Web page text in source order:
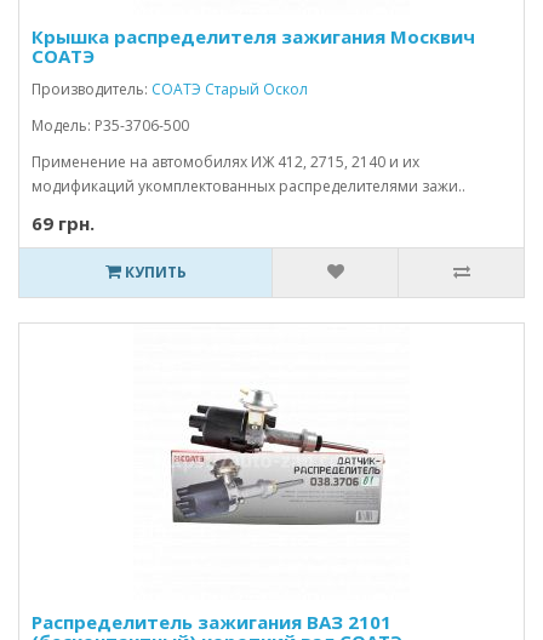
Крышка распределителя зажигания Москвич
СОАТЭ
Производитель: СОАТЭ Старый Оскол
Модель: Р35-3706-500
Применение на автомобилях ИЖ 412, 2715, 2140 и их
модификаций укомплектованных распределителями зажи..
69 грн.
КУПИТЬ
Распределитель зажигания ВАЗ 2101